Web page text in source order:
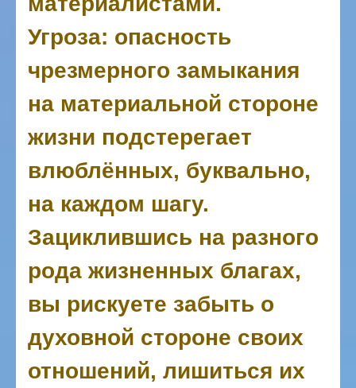
Угроза: опасность
чрезмерного замыкания
на материальной стороне
жизни подстерегает
влюблённых, буквально,
на каждом шагу.
Зациклившись на разного
рода жизненных благах,
вы рискуете забыть о
духовной стороне своих
отношений, лишиться их